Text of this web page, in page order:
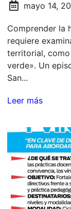
mayo 14,
Comprender la
requiere
territorial,
verde». Un
San...
Leer más